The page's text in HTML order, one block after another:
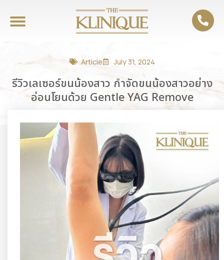
Article July 31, 2024
รีวิวเลเซอร์ขนน้องสาว กำจัดขนน้องสาวอย่าง
อ่อนโยนด้วย Gentle YAG Remove